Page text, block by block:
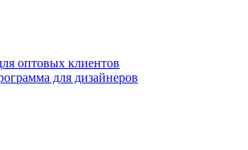
оптовых клиентов
для дизайнеров